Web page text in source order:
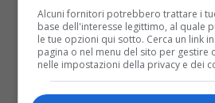
Carnevale Borgosesia: il Peru
ufficiale in città. Carnevale
quando la ferrovia Novara-
battenti, anche...
Alcuni fornitori potrebbero trattare i
base dell'interesse legittimo, al quale
le tue opzioni qui sotto. Cerca un link
pagina o nel menu del sito per gestire
nelle impostazioni della privacy e dei